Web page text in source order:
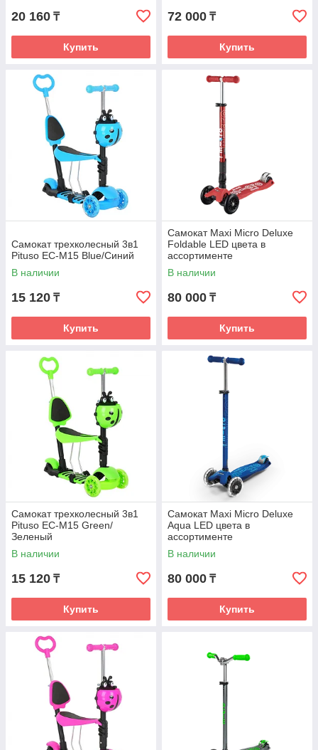
20 160 ₸
Купить
72 000 ₸
Купить
Самокат трехколесный 3в1
Pituso EC-M15 Blue/Синий
В наличии
15 120 ₸
Купить
Самокат Maxi Micro Deluxe
Foldable LED цвета в
ассортименте
В наличии
80 000 ₸
Купить
Самокат трехколесный 3в1
Pituso EC-M15 Green/
Зеленый
В наличии
15 120 ₸
Купить
Самокат Maxi Micro Deluxe
Aqua LED цвета в
ассортименте
В наличии
80 000 ₸
Купить